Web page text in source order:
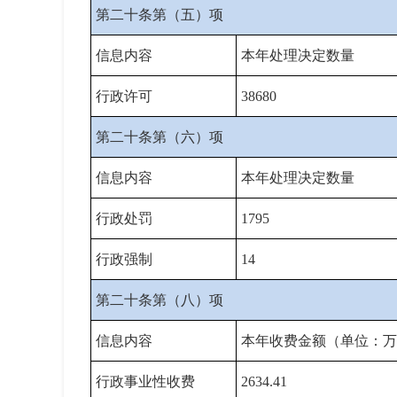
第二十条第（五）项
信息内容 本年处理决定数量
行政许可 38680
第二十条第（六）项
信息内容 本年处理决定数量
行政处罚 1795
行政强制 14
第二十条第（八）项
信息内容 本年收费金额（单位：
行政事业性收费 2634.41